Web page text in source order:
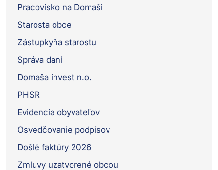
Pracovisko na Domaši
Starosta obce
Zástupkyňa starostu
Správa daní
Domaša invest n.o.
PHSR
Evidencia obyvateľov
Osvedčovanie podpisov
Došlé faktúry 2026
Zmluvy uzatvorené obcou